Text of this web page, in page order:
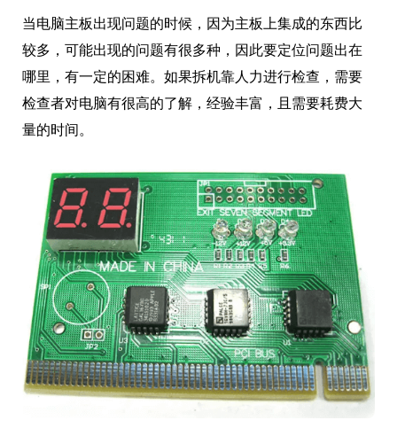
当电脑主板出现问题的时候，因为主板上集成的东西比
较多，可能出现的问题有很多种，因此要定位问题出在
哪里，有一定的困难。如果拆机靠人力进行检查，需要
检查者对电脑有很高的了解，经验丰富，且需要耗费大
量的时间。